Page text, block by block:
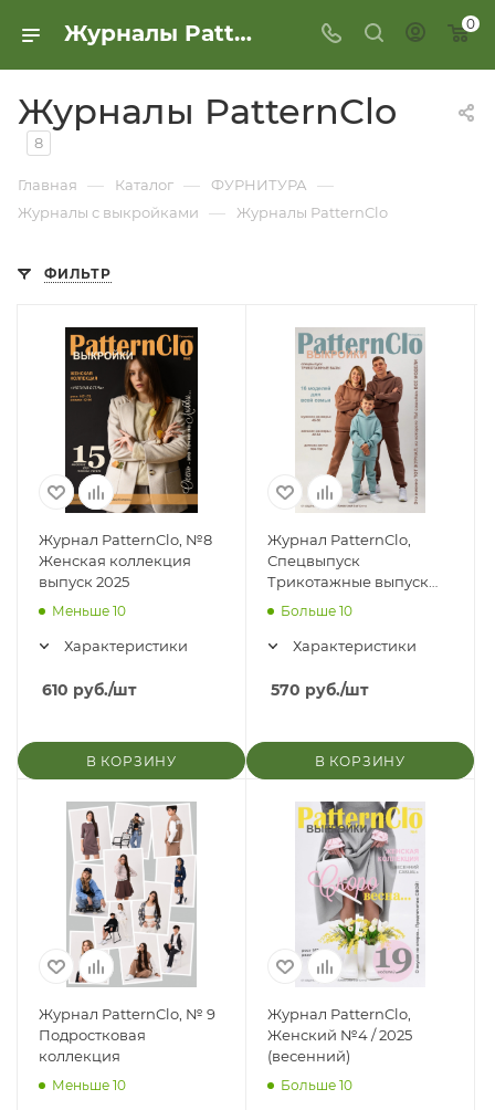
Журналы PatternClo 0
Журналы PatternClo
8
Главная — Каталог — ФУРНИТУРА —
Журналы с выкройками — Журналы PatternClo
ФИЛЬТР
Журнал PatternClo, №8
Женская коллекция
выпуск 2025
Меньше 10
Характеристики
610 руб./шт
В КОРЗИНУ
Журнал PatternClo,
Спецвыпуск
Трикотажные выпуск
2024
Больше 10
Характеристики
570 руб./шт
В КОРЗИНУ
Журнал PatternClo, № 9
Подростковая
коллекция
Меньше 10
Журнал PatternClo,
Женский №4 / 2025
(весенний)
Больше 10